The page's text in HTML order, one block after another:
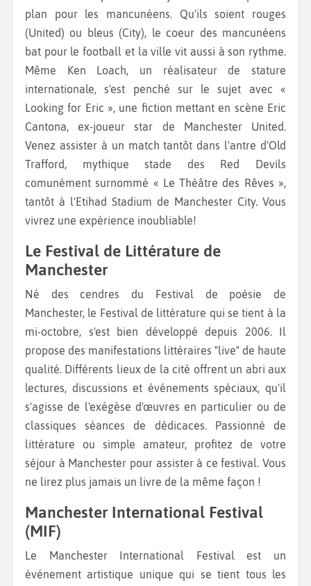
plan pour les mancunéens. Qu'ils soient rouges
(United) ou bleus (City), le coeur des mancunéens
bat pour le football et la ville vit aussi à son rythme.
Même Ken Loach, un réalisateur de stature
internationale, s'est penché sur le sujet avec «
Looking for Eric », une fiction mettant en scène Eric
Cantona, ex-joueur star de Manchester United.
Venez assister à un match tantôt dans l'antre d'Old
Trafford, mythique stade des Red Devils
comunément surnommé « Le Théâtre des Rêves »,
tantôt à l'Etihad Stadium de Manchester City. Vous
vivrez une expérience inoubliable!
Le Festival de Littérature de
Manchester
Né des cendres du Festival de poésie de
Manchester, le Festival de littérature qui se tient à la
mi-octobre, s'est bien développé depuis 2006. Il
propose des manifestations littéraires "live" de haute
qualité. Différents lieux de la cité offrent un abri aux
lectures, discussions et événements spéciaux, qu'il
s'agisse de l'exégèse d'œuvres en particulier ou de
classiques séances de dédicaces. Passionné de
littérature ou simple amateur, profitez de votre
séjour à Manchester pour assister à ce festival. Vous
ne lirez plus jamais un livre de la même façon !
Manchester International Festival
(MIF)
Le Manchester International Festival est un
événement artistique unique qui se tient tous les